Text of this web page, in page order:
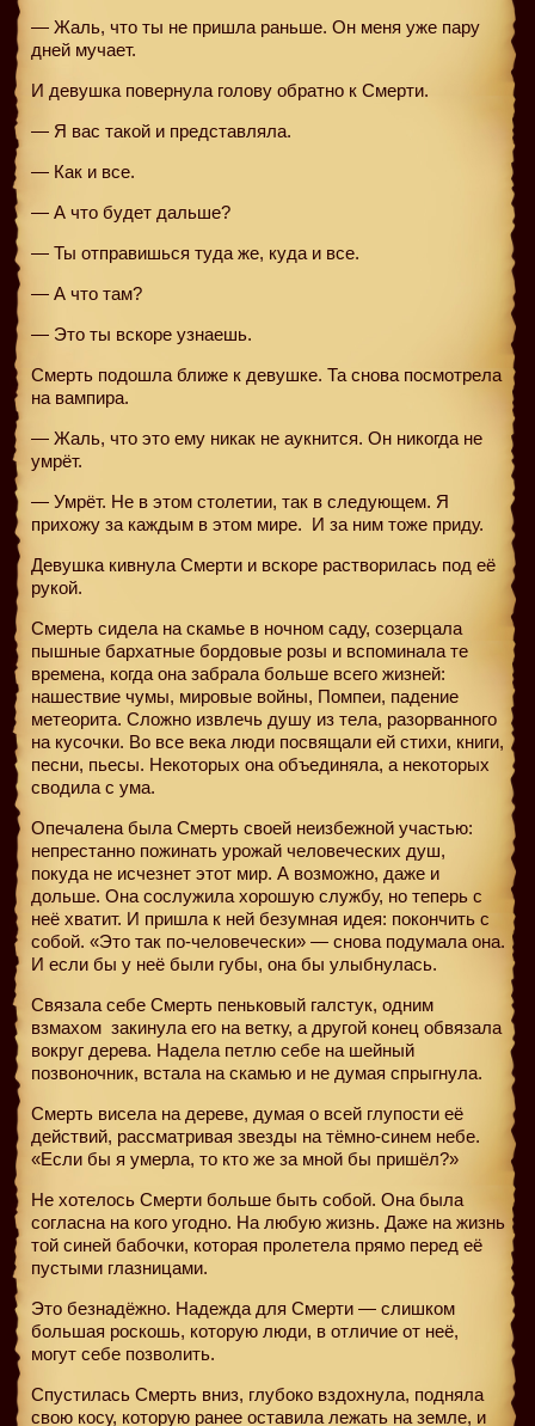
— Жаль, что ты не пришла раньше. Он меня уже пару
дней мучает.
И девушка повернула голову обратно к Смерти.
— Я вас такой и представляла.
— Как и все.
— А что будет дальше?
— Ты отправишься туда же, куда и все.
— А что там?
— Это ты вскоре узнаешь.
Смерть подошла ближе к девушке. Та снова посмотрела
на вампира.
— Жаль, что это ему никак не аукнится. Он никогда не
умрёт.
— Умрёт. Не в этом столетии, так в следующем. Я
прихожу за каждым в этом мире. И за ним тоже приду.
Девушка кивнула Смерти и вскоре растворилась под её
рукой.
Смерть сидела на скамье в ночном саду, созерцала
пышные бархатные бордовые розы и вспоминала те
времена, когда она забрала больше всего жизней:
нашествие чумы, мировые войны, Помпеи, падение
метеорита. Сложно извлечь душу из тела, разорванного
на кусочки. Во все века люди посвящали ей стихи, книги,
песни, пьесы. Некоторых она объединяла, а некоторых
сводила с ума.
Опечалена была Смерть своей неизбежной участью:
непрестанно пожинать урожай человеческих душ,
покуда не исчезнет этот мир. А возможно, даже и
дольше. Она сослужила хорошую службу, но теперь с
неё хватит. И пришла к ней безумная идея: покончить с
собой. «Это так по-человечески» — снова подумала она.
И если бы у неё были губы, она бы улыбнулась.
Связала себе Смерть пеньковый галстук, одним
взмахом закинула его на ветку, а другой конец обвязала
вокруг дерева. Надела петлю себе на шейный
позвоночник, встала на скамью и не думая спрыгнула.
Смерть висела на дереве, думая о всей глупости её
действий, рассматривая звезды на тёмно-синем небе.
«Если бы я умерла, то кто же за мной бы пришёл?»
Не хотелось Смерти больше быть собой. Она была
согласна на кого угодно. На любую жизнь. Даже на жизнь
той синей бабочки, которая пролетела прямо перед её
пустыми глазницами.
Это безнадёжно. Надежда для Смерти — слишком
большая роскошь, которую люди, в отличие от неё,
могут себе позволить.
Спустилась Смерть вниз, глубоко вздохнула, подняла
свою косу, которую ранее оставила лежать на земле, и